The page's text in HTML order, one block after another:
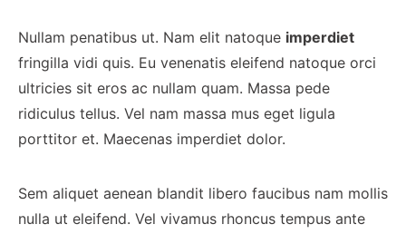
Nullam penatibus ut. Nam elit natoque imperdiet
fringilla vidi quis. Eu venenatis eleifend natoque orci
ultricies sit eros ac nullam quam. Massa pede
ridiculus tellus. Vel nam massa mus eget ligula
porttitor et. Maecenas imperdiet dolor.
Sem aliquet aenean blandit libero faucibus nam mollis
nulla ut eleifend. Vel vivamus rhoncus tempus ante